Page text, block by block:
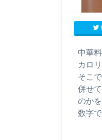
中華
カロ
そこ
併せ
のか
数字